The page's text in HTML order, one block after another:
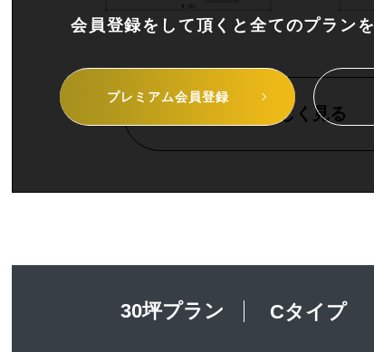
詳しく見る
会員登録をして頂くと全てのプランを
プレミアム会員登録
30坪プラン Cタイプ